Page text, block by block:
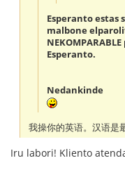
Esperanto estas
malbone
Esperanto.
Nedankinde
我操你的英语。汉语是
Iru labori! Kliento